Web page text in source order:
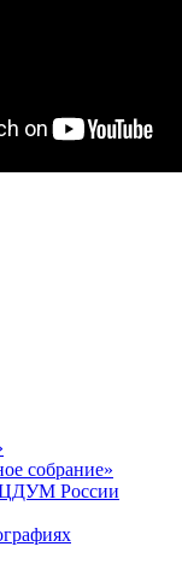
собрание»
ЦДУМ России